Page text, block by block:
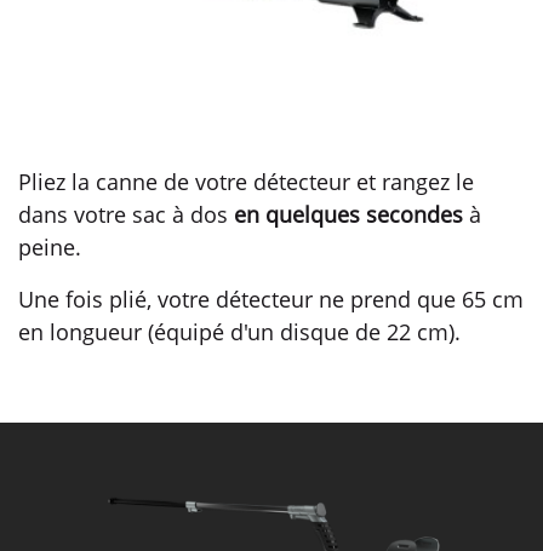
Pliez la canne de votre détecteur et rangez le
dans votre sac à dos en quelques secondes à
peine.
Une fois plié, votre détecteur ne prend que 65 cm
en longueur (équipé d'un disque de 22 cm).